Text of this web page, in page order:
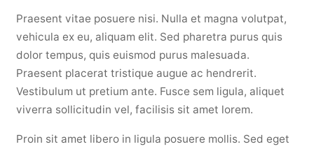
Praesent vitae posuere nisi. Nulla et magna volutpat,
vehicula ex eu, aliquam elit. Sed pharetra purus quis
dolor tempus, quis euismod purus malesuada.
Praesent placerat tristique augue ac hendrerit.
Vestibulum ut pretium ante. Fusce sem ligula, aliquet
viverra sollicitudin vel, facilisis sit amet lorem.
Proin sit amet libero in ligula posuere mollis. Sed eget